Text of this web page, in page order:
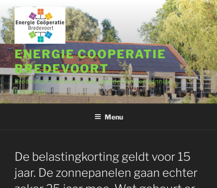
naar
de
inhoud
ENERGIE COOPERATIE
BREDEVOORT
Bredevoort heeft een mooi verleden en een zonnige
toekomst!
Menu
De belastingkorting geldt voor 15
jaar. De zonnepanelen gaan echter